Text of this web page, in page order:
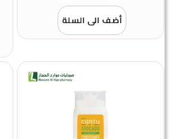
أضف الى السلة